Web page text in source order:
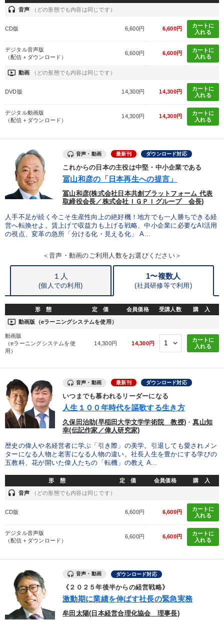
headset 音声 （どの形態でも内容は同じです）
CD版 6,600円 6,600円
カートに
入れる
デジタル音声版
（配信＋ダウンロード）
6,600円 6,600円
カートに
入れる
ondemand_video 動画 （どの形態でも内容は同じです）
DVD版 14,300円 14,300円
カートに
入れる
デジタル動画版
（配信＋ダウンロード）
14,300円 14,300円
カートに
入れる
音声・動画 最新刊 ダウンロード対応
これからの日本の主役は中堅・中小企業である
冨山和彦の「日本再生への提言」
冨山和彦(株式会社日本共創プラットフォーム 代表
取締役会長／株式会社ＩＧＰＩグループ 会長)
人手不足が続く今こそ生産性向上の絶好機！地方でも一人勝ちできる経
営へ転換せよ。賃上げで収益力も上げる戦略、中小企業に必要なAI活用
の視点、変革の急所「分ける化・見える化」 A...
＜音声・動画のご利用人数をお選びください＞
１人
(個人での利用)
1〜複数人
(社員研修等で利用)
形 態 定 価 会員価格 受講人数 購 入
ondemand_video 動画版（eラーニングシステムを使用）
動画版
（eラーニングシステムを使
用）
14,300円 14,300円
カートに
入れる
音声・動画 最新刊 ダウンロード対応
いつまでも慕われるリーダーになる
人生１００年時代を謳歌する生き方
久保田治助(早稲田大学文学学術院 教授) ・真山知
幸(伝記作家／偉人研究家)
歴史の偉人や名経営者に学ぶ「引き際」の美学。引退しても愛されメン
ターになる人物と老害になる人物の違い。社長人生を豊かにする学びの
五教科、花が開いた偉人たちの「転機」の教え A...
形 態 定 価 会員価格 購 入
headset 音声 （どの形態でも内容は同じです）
CD版 6,600円 6,600円
カートに
入れる
デジタル音声版
（配信＋ダウンロード）
6,600円 6,600円
カートに
入れる
音声・動画 ダウンロード対応
《２０２５年後半からの経営戦略》
激動期に業績を伸ばす社長の緊急実務
牟田太陽(日本経営合理化協会 理事長)